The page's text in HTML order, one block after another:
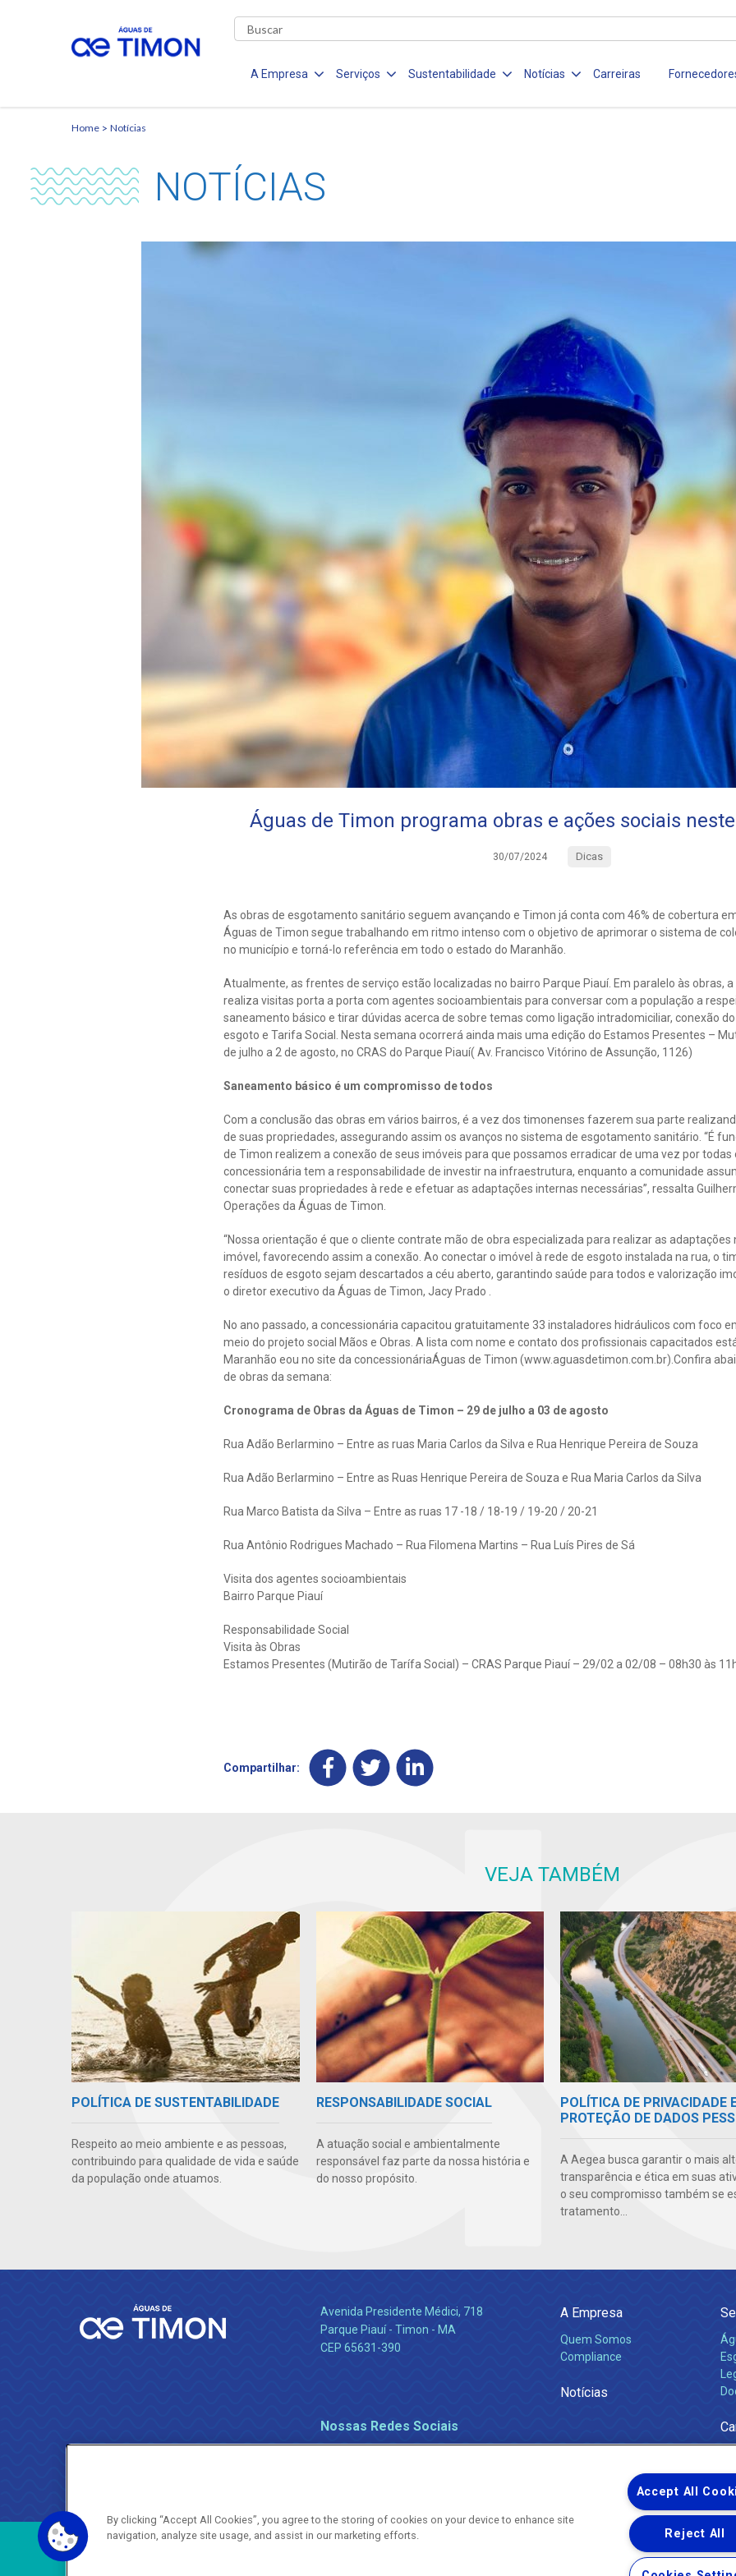
A Empresa Serviços Sustentabilidade Notícias Carreiras
Home Notícias
NOTÍCIAS
Águas de Timon programa obras e ações sociais
30/07/2024 Dicas
As obras de esgotamento sanitário seguem avançando e Timon já conta com 46% de cobertura
Águas de Timon segue trabalhando em ritmo intenso com o objetivo de aprimorar o sistema de
no município e torná-lo referência em todo o estado do Maranhão.
Atualmente, as frentes de serviço estão localizadas no bairro Parque Piauí. Em paralelo às obras,
realiza visitas porta a porta com agentes socioambientais para conversar com a população a
saneamento básico e tirar dúvidas acerca de sobre temas como ligação intradomiciliar, conexão
esgoto e Tarifa Social. Nesta semana ocorrerá ainda mais uma edição do Estamos Presentes –
de julho a 2 de agosto, no CRAS do Parque Piauí( Av. Francisco Vitórino de Assunção, 1126)
Saneamento básico é um compromisso de todos
Com a conclusão das obras em vários bairros, é a vez dos timonenses fazerem sua parte
de suas propriedades, assegurando assim os avanços no sistema de esgotamento sanitário. “É
de Timon realizem a conexão de seus imóveis para que possamos erradicar de uma vez por todas
concessionária tem a responsabilidade de investir na infraestrutura, enquanto a comunidade
conectar suas propriedades à rede e efetuar as adaptações internas necessárias”, ressalta
Operações da Águas de Timon.
“Nossa orientação é que o cliente contrate mão de obra especializada para realizar as
imóvel, favorecendo assim a conexão. Ao conectar o imóvel à rede de esgoto instalada na rua, o
resíduos de esgoto sejam descartados a céu aberto, garantindo saúde para todos e valorização
o diretor executivo da Águas de Timon, Jacy Prado .
No ano passado, a concessionária capacitou gratuitamente 33 instaladores hidráulicos com foco
meio do projeto social Mãos e Obras. A lista com nome e contato dos profissionais capacitados
Maranhão eou no site da concessionáriaÁguas de Timon (www.aguasdetimon.com.br).Confira
de obras da semana:
Cronograma de Obras da Águas de Timon – 29 de julho a 03 de agosto
Rua Adão Berlarmino – Entre as ruas Maria Carlos da Silva e Rua Henrique Pereira de Souza
Rua Adão Berlarmino – Entre as Ruas Henrique Pereira de Souza e Rua Maria Carlos da Silva
Rua Marco Batista da Silva – Entre as ruas 17 -18 / 18-19 / 19-20 / 20-21
Rua Antônio Rodrigues Machado – Rua Filomena Martins – Rua Luís Pires de Sá
Visita dos agentes socioambientais
Bairro Parque Piauí
Responsabilidade Social
Visita às Obras
Estamos Presentes (Mutirão de Tarífa Social) – CRAS Parque Piauí – 29/02 a 02/08 – 08h30 às
Compartilhar:
VEJA TAMBÉM
POLÍTICA DE SUSTENTABILIDADE
Respeito ao meio ambiente e as pessoas,
contribuindo para qualidade de vida e saúde
da população onde atuamos.
RESPONSABILIDADE SOCIAL
A atuação social e ambientalmente
responsável faz parte da nossa história e
do nosso propósito.
POLÍTICA DE PRIVACIDADE
PROTEÇÃO DE DADOS
A Aegea busca garantir o mais
transparência e ética em suas
o seu compromisso também se
tratamento...
Avenida Presidente Médici, 718
Parque Piauí - Timon - MA
CEP 65631-390
Nossas Redes Sociais
A Empresa
Quem Somos
Compliance
Notícias
Copyright ® 2026 - Todos os Direitos Reservados.
By clicking “Accept All Cookies”, you agree to the storing of cookies on your device to enhance site
navigation, analyze site usage, and assist in our marketing efforts.
Accept All
Reject All